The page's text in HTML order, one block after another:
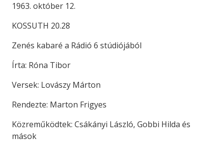
1963. október 12.
KOSSUTH 20.28
Zenés kabaré a Rádió 6 stúdiójából
Írta: Róna Tibor
Versek: Lovászy Márton
Rendezte: Marton Frigyes
Közreműködtek: Csákányi László, Gobbi Hilda és
mások